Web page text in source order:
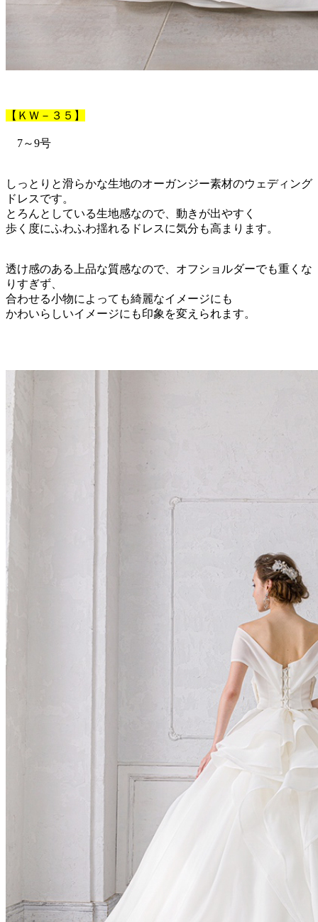
【ＫＷ－３５】
7～9号
しっとりと滑らかな生地のオーガンジー素材のウェディング
ドレスです。
とろんとしている生地感なので、動きが出やすく
歩く度にふわふわ揺れるドレスに気分も高まります。
透け感のある上品な質感なので、オフショルダーでも重くな
りすぎず、
合わせる小物によっても綺麗なイメージにも
かわいらしいイメージにも印象を変えられます。